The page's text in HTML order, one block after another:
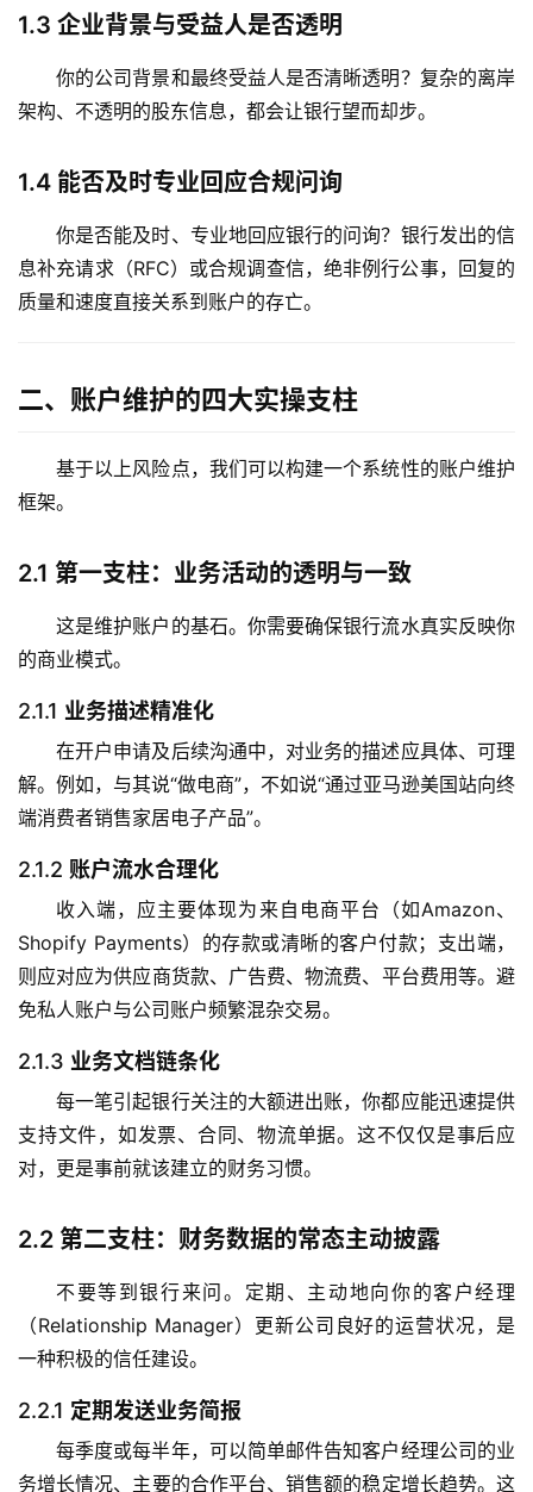
1.3 企业背景与受益人是否透明
你的公司背景和最终受益人是否清晰透明？复杂的离岸
架构、不透明的股东信息，都会让银行望而却步。
1.4 能否及时专业回应合规问询
你是否能及时、专业地回应银行的问询？银行发出的信
息补充请求（RFC）或合规调查信，绝非例行公事，回复的
质量和速度直接关系到账户的存亡。
二、账户维护的四大实操支柱
基于以上风险点，我们可以构建一个系统性的账户维护
框架。
2.1 第一支柱：业务活动的透明与一致
这是维护账户的基石。你需要确保银行流水真实反映你
的商业模式。
2.1.1 业务描述精准化
在开户申请及后续沟通中，对业务的描述应具体、可理
解。例如，与其说“做电商”，不如说“通过亚马逊美国站向终
端消费者销售家居电子产品”。
2.1.2 账户流水合理化
收入端，应主要体现为来自电商平台（如Amazon、
Shopify Payments）的存款或清晰的客户付款；支出端，
则应对应为供应商货款、广告费、物流费、平台费用等。避
免私人账户与公司账户频繁混杂交易。
2.1.3 业务文档链条化
每一笔引起银行关注的大额进出账，你都应能迅速提供
支持文件，如发票、合同、物流单据。这不仅仅是事后应
对，更是事前就该建立的财务习惯。
2.2 第二支柱：财务数据的常态主动披露
不要等到银行来问。定期、主动地向你的客户经理
（Relationship Manager）更新公司良好的运营状况，是
一种积极的信任建设。
2.2.1 定期发送业务简报
每季度或每半年，可以简单邮件告知客户经理公司的业
务增长情况、主要的合作平台、销售额的稳定增长趋势。这